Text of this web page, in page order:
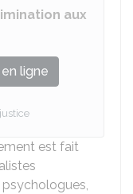
aux
ligne
est fait